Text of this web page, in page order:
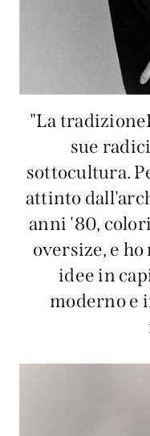
"La
sue
sottocultura.
attinto
anni '80,
oversize, e
idee in
moderno e